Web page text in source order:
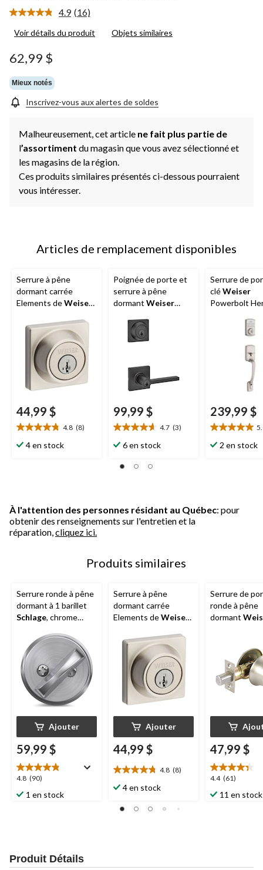
4.9 Lire
16
(16)
Voir détails du produit Objets similaires
62,99 $
Mieux notés
Inscrivez-vous aux alertes de soldes
Malheureusement, cet article ne fait plus partie de
l’assortiment du magasin que vous avez sélectionné et
les magasins de la région.
Ces produits similaires présentés ci-dessous pourraient
vous intéresser.
Articles de remplacement disponibles
Serrure à pêne
dormant carrée
Elements deWeiser,
44,99 $
4.8 (8)
4.8
étoile(s)
4 en stock
Poignée de porte et
serrure à pêne
dormant Weiser
99,99 $
4.7 (3)
4.7
étoile(s)
5.
6 en stock
Serrure de
cléWeiser
Powerbolt
239,99 $
5.0
étoile(s)
2 en stock
À l'attention des personnes résidant au Québec: pour
obtenir des renseignements sur l'entretien et la
réparation, cliquez ici.
Produits similaires
Serrure ronde à pêne
dormant à 1 barillet
Schlage, chrome
Ajouter
59,99 $
4.8 (90)
4.8
étoile(s)
sur
1 en stock
Serrure à pêne
dormant carrée
Elements deWeiser,
Ajouter
44,99 $
4.8 (8)
4.8
étoile(s)
5.
4 en stock
Serrure de
ronde à pêne
dormant
homologuée
ANSI/BHMA
dotée de la
technologie
47,99 $
4.4 (61)
4.4
étoile(s)
sur
11 en stock
Produit Détails